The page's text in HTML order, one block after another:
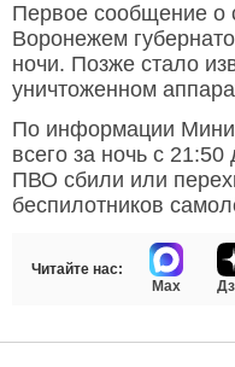
Первое сообщение о
Воронежем
ночи. Позже стало
уничтоженном
По информации
всего за ночь с
ПВО сбили или
беспилотников
Читайте нас:
Max